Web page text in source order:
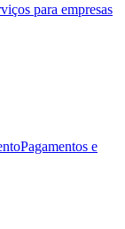
para empresas
Pagamentos e